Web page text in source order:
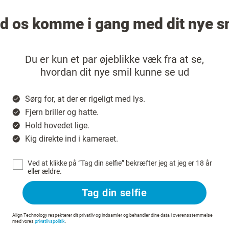
os komme i gang med dit nye
Du er kun et par øjeblikke væk fra at se,
hvordan dit nye smil kunne se ud
Sørg for, at der er rigeligt med lys.
Fjern briller og hatte.
Hold hovedet lige.
Kig direkte ind i kameraet.
Ved at klikke på ”Tag din selfie” bekræfter jeg at jeg er 18 år
eller ældre.
Tag din selfie
Align Technology respekterer dit privatliv og indsamler og behandler dine data i overensstemmelse
med vores privatlivspolitik.